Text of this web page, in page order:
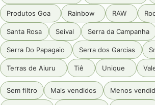
Produtos Goa Rainbow RAW
Santa Rosa Seival Serra da Campanha
Serra Do Papagaio Serra dos Garcias
Terras de Aiuru Tiê Unique
Sem filtro Mais vendidos Menos